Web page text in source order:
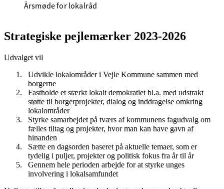
Årsmøde for lokalråd
Strategiske pejlemærker 2023-2026
Udvalget vil
Udvikle lokalområder i Vejle Kommune sammen med
borgerne
Fastholde et stærkt lokalt demokratiet bl.a. med udstrakt
støtte til borgerprojekter, dialog og inddragelse omkring
lokalområder
Styrke samarbejdet på tværs af kommunens fagudvalg om
fælles tiltag og projekter, hvor man kan have gavn af
hinanden
Sætte en dagsorden baseret på aktuelle temaer, som er
tydelig i puljer, projekter og politisk fokus fra år til år
Gennem hele perioden arbejde for at styrke unges
involvering i lokalsamfundet